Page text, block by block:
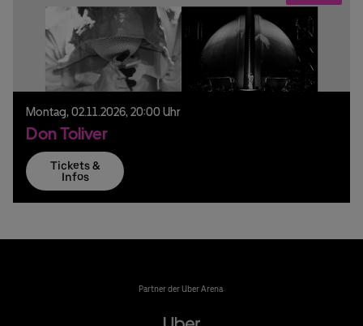
Montag, 02.11.2026, 20:00 Uhr
Don Toliver
Tickets &
Infos
Partner der Uber Arena: